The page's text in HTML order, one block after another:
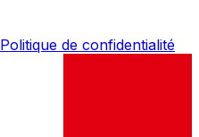
Politique de confidentialité